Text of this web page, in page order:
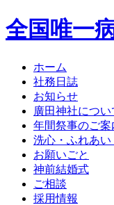
全国唯一
ホーム
社務日誌
お知らせ
廣田神社につい
年間祭事のご案
洗心・ふれあい
お願いごと
神前結婚式
ご相談
採用情報